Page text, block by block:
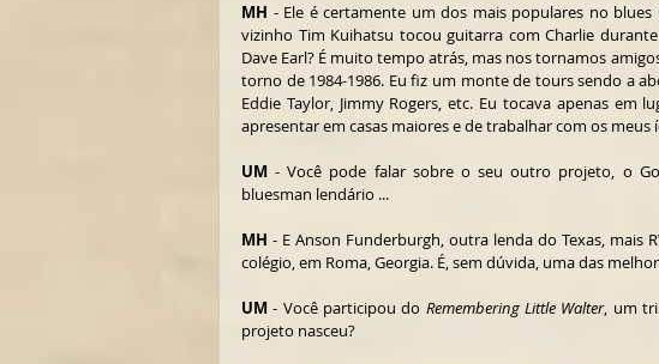
MH - Ele é certamente um dos mais populares no
vizinho Tim Kuihatsu tocou guitarra com Charlie
Dave Earl? É muito tempo atrás, mas nos tornamos
torno de 1984-1986. Eu fiz um monte de tours sendo a
Eddie Taylor, Jimmy Rogers, etc. Eu tocava apenas
apresentar em casas maiores e de trabalhar com os meus
UM - Você pode falar sobre o seu outro projeto, o
bluesman lendário ...
MH - E Anson Funderburgh, outra lenda do Texas, mais
colégio, em Roma, Georgia. É, sem dúvida, uma das
UM - Você participou do Remembering Little Walter, um
projeto nasceu?